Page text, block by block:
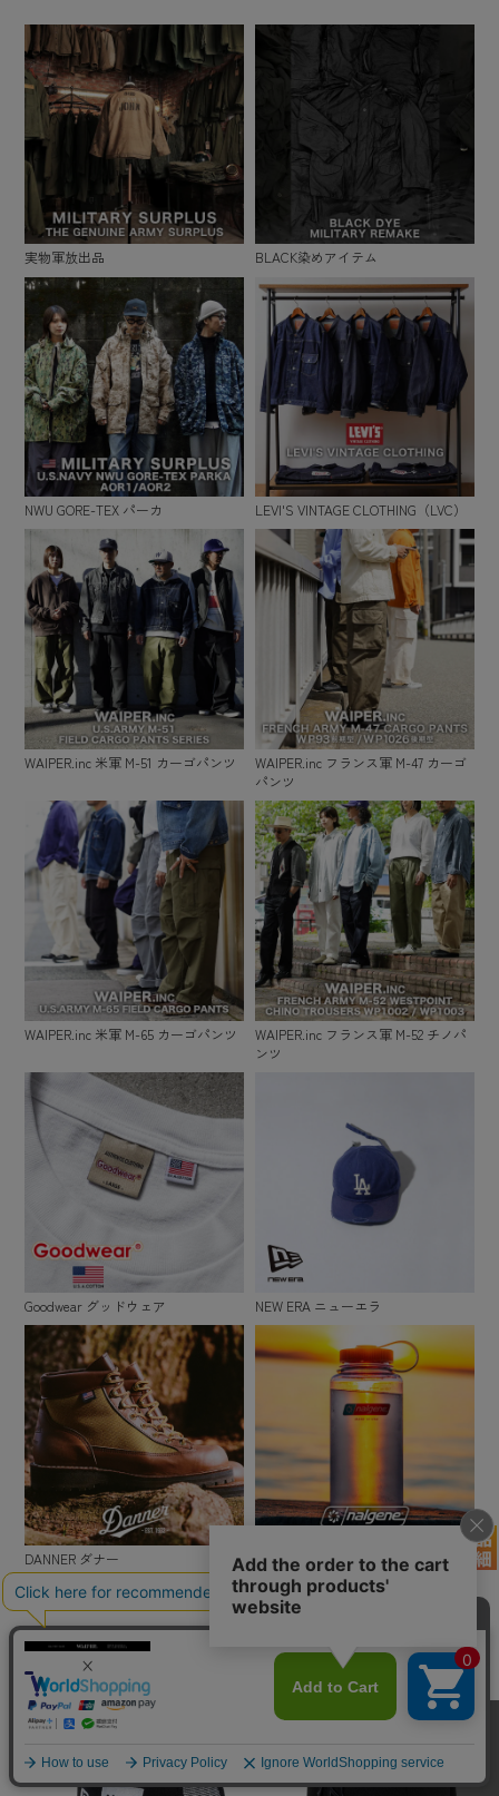
実物軍放出品 BLACK染めアイテム
NWU GORE-TEX パーカ LEVI'S VINTAGE CLOTHING（LVC）
WAIPER.inc 米軍 M-51 カーゴパンツ
WAIPER.inc フランス軍 M-47 カーゴ
パンツ
WAIPER.inc 米軍 M-65 カーゴパンツ
WAIPER.inc フランス軍 M-52 チノパ
ンツ
Goodwear グッドウェア NEW ERA ニューエラ
DANNER ダナー NALGENE ナルゲン
この商品を見た人はこんな商品も見ています